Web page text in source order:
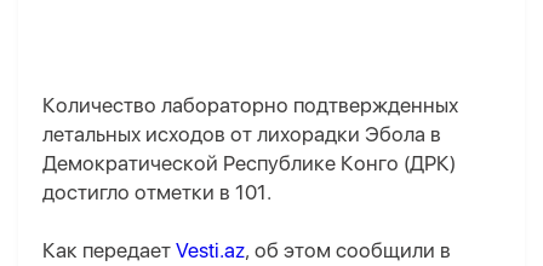
Количество лабораторно подтвержденных
летальных исходов от лихорадки Эбола в
Демократической Республике Конго (ДРК)
достигло отметки в 101.
Как передает Vesti.az, об этом сообщили в